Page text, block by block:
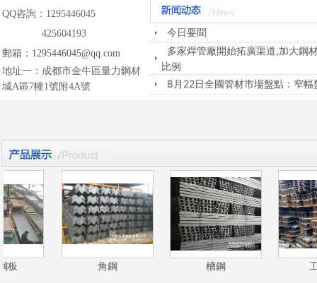
QQ咨詢：1295446045
425604193
郵箱： 1295446045@qq.com
地址一：成都市金牛區量力鋼材
城A區7幢1號附4A號
今日要聞
多家焊管廠開始拓廣渠道,加大鋼
比例
8月22日全國管材市場盤點：窄幅
板 角鋼 槽鋼